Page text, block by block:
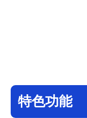
特色功能